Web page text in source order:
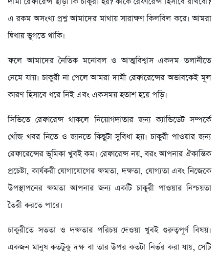
এ রকম অসংখ্য প্রশ্ন আমাদের মাথায় সারাক্ষণ কিলবিল করে। আমরা
দ্বিধায় ভুগতে থাকি।
ফলে আমাদের নৈতিক মনোবল ও আত্মবিশ্বাস একদম তলানীতে
নেমে যায়। চাকুরী না পেলে আমরা দামী রেফারেন্সের অভাবকেই মূল
কারণ হিসাবে ধরে নিই এবং একসময় হতাশ হয়ে পড়ি।
সিভিতে রেফারেন্স থাকলে নিয়োগদাতার জন্য ক্যান্ডিডেট সম্পর্কে
খোঁজ খবর নিতে ও জানতে কিছুটা সুবিধা হয়। চাকুরী পাওয়ার জন্য
রেফারেন্সের ভূমিকা খুবই কম। রেফারেন্স নয়, বরং আপনার ঐকান্তিক
প্রচেষ্টা, কার্যকরী যোগাযোগের ক্ষমতা, দক্ষতা, যোগ্যতা এবং নিজেকে
উপস্থাপনের ক্ষমতা আপনার জন্য একটি চাকুরী পাওয়ার নিশ্চয়তা
তৈরী করতে পারে।
চাকুরীতে সততা ও দক্ষতার পরিচয় দেওয়া খুবই গুরুত্বপূর্ণ বিষয়।
একজন মানুষ কতটুকু দক্ষ বা তার উপর কতটা নির্ভর করা যায়, সেটি